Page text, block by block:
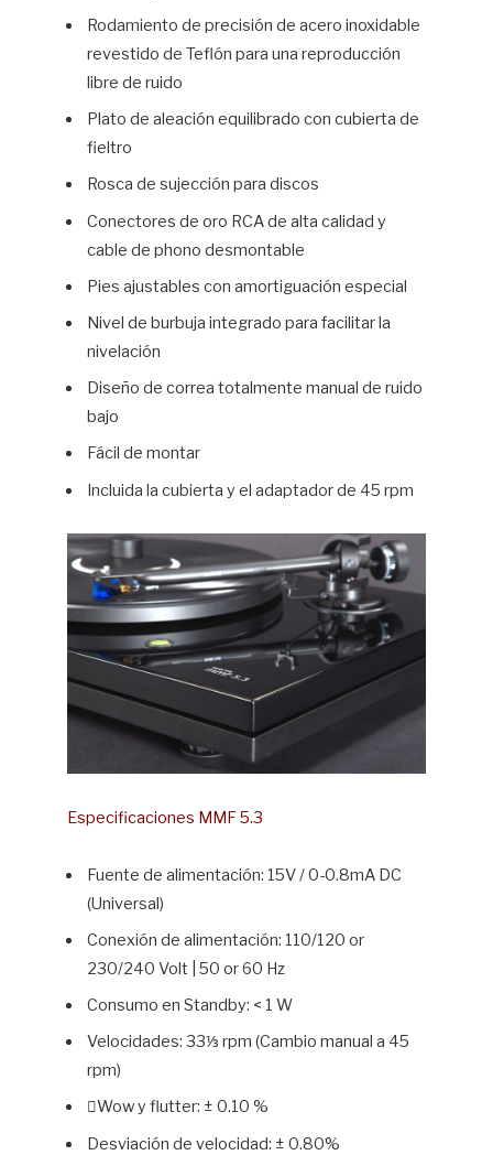
Rodamiento de precisión de acero inoxidable
revestido de Teflón para una reproducción
libre de ruido
Plato de aleación equilibrado con cubierta de
fieltro
Rosca de sujección para discos
Conectores de oro RCA de alta calidad y
cable de phono desmontable
Pies ajustables con amortiguación especial
Nivel de burbuja integrado para facilitar la
nivelación
Diseño de correa totalmente manual de ruido
bajo
Fácil de montar
Incluida la cubierta y el adaptador de 45 rpm
Especificaciones MMF 5.3
Fuente de alimentación: 15V / 0-0.8mA DC
(Universal)
Conexión de alimentación: 110/120 or
230/240 Volt | 50 or 60 Hz
Consumo en Standby: < 1 W
Velocidades: 33⅓ rpm (Cambio manual a 45
rpm)
Wow y flutter: ± 0.10 %
Desviación de velocidad: ± 0.80%